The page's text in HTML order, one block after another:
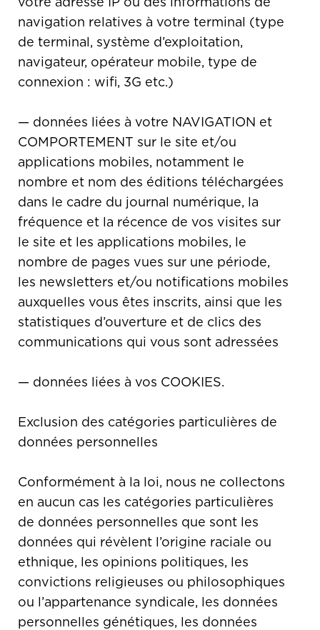
votre adresse IP ou des informations de
navigation relatives à votre terminal (type
de terminal, système d’exploitation,
navigateur, opérateur mobile, type de
connexion : wifi, 3G etc.)
— données liées à votre NAVIGATION et
COMPORTEMENT sur le site et/ou
applications mobiles, notamment le
nombre et nom des éditions téléchargées
dans le cadre du journal numérique, la
fréquence et la récence de vos visites sur
le site et les applications mobiles, le
nombre de pages vues sur une période,
les newsletters et/ou notifications mobiles
auxquelles vous êtes inscrits, ainsi que les
statistiques d’ouverture et de clics des
communications qui vous sont adressées
— données liées à vos COOKIES.
Exclusion des catégories particulières de
données personnelles
Conformément à la loi, nous ne collectons
en aucun cas les catégories particulières
de données personnelles que sont les
données qui révèlent l’origine raciale ou
ethnique, les opinions politiques, les
convictions religieuses ou philosophiques
ou l’appartenance syndicale, les données
personnelles génétiques, les données